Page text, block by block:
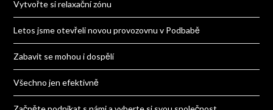
Vytvořte si relaxační zónu
Letos jsme otevřeli novou provozovnu v Podbabě
Zabavit se mohou i dospělí
Všechno jen efektivně